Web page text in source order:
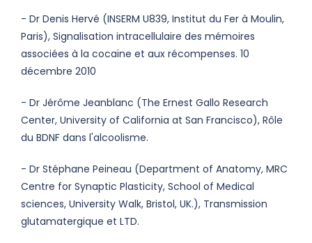
- Dr Denis Hervé (INSERM U839, Institut du Fer à Moulin,
Paris), Signalisation intracellulaire des mémoires
associées à la cocaïne et aux récompenses. 10
décembre 2010
- Dr Jérôme Jeanblanc (The Ernest Gallo Research
Center, University of California at San Francisco), Rôle
du BDNF dans l'alcoolisme.
- Dr Stéphane Peineau (Department of Anatomy, MRC
Centre for Synaptic Plasticity, School of Medical
sciences, University Walk, Bristol, UK.), Transmission
glutamatergique et LTD.